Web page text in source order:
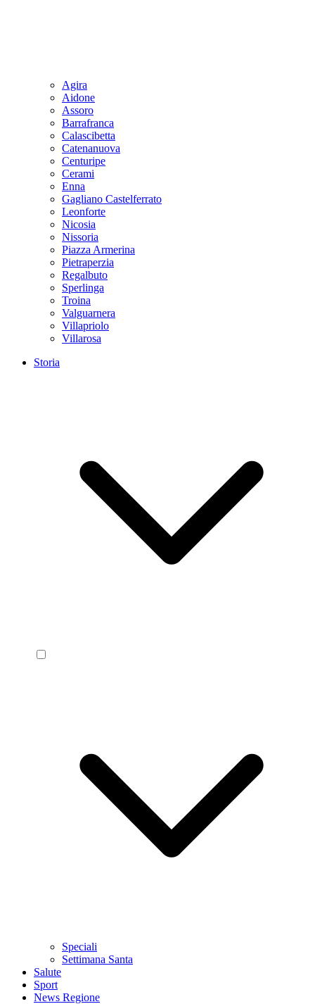
Agira
Aidone
Assoro
Barrafranca
Calascibetta
Catenanuova
Centuripe
Cerami
Enna
Gagliano Castelferrato
Leonforte
Nicosia
Nissoria
Piazza Armerina
Pietraperzia
Regalbuto
Sperlinga
Troina
Valguarnera
Villapriolo
Villarosa
Storia
Speciali
Settimana Santa
Salute
Sport
News Regione